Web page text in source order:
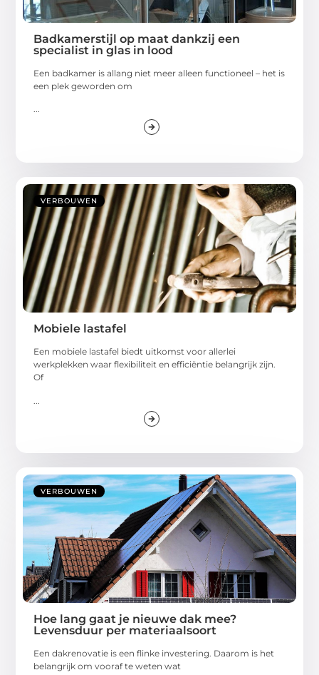
Badkamerstijl op maat dankzij een
specialist in glas in lood
Een badkamer is allang niet meer alleen functioneel – het is
een plek geworden om
...
VERBOUWEN
Mobiele lastafel
Een mobiele lastafel biedt uitkomst voor allerlei
werkplekken waar flexibiliteit en efficiëntie belangrijk zijn.
Of
VERBOUWEN
Hoe lang gaat je nieuwe dak mee?
Levensduur per materiaalsoort
Een dakrenovatie is een flinke investering. Daarom is het
belangrijk om vooraf te weten wat